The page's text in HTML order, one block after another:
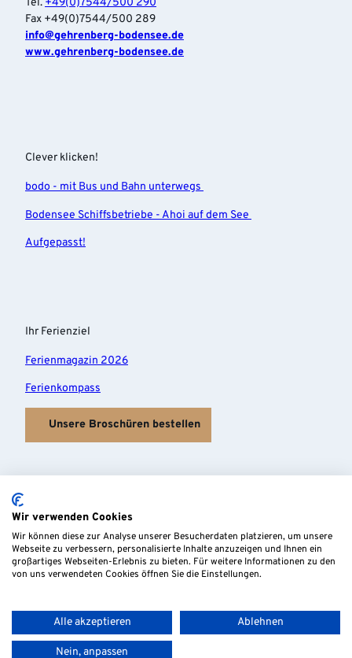
Tel. +49(0)7544/500 290
Fax +49(0)7544/500 289
info‎@gehrenberg-bodensee.de
www.gehrenberg-bodensee.de
Clever klicken!
bodo - mit Bus und Bahn unterwegs
Bodensee Schiffsbetriebe - Ahoi auf dem See
Aufgepasst!
Ihr Ferienziel
Ferienmagazin 2026
Ferienkompass
Unsere Broschüren bestellen
Wir verwenden Cookies
Wir können diese zur Analyse unserer Besucherdaten platzieren, um unsere
Webseite zu verbessern, personalisierte Inhalte anzuzeigen und Ihnen ein
großartiges Webseiten-Erlebnis zu bieten. Für weitere Informationen zu den
von uns verwendeten Cookies öffnen Sie die Einstellungen.
Alle akzeptieren Ablehnen
Nein, anpassen